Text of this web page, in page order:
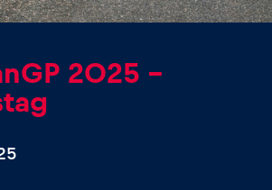
Alle anzeigen
2025 –